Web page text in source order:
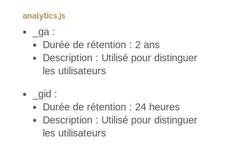
analytics.js
_ga :
Durée de rétention : 2 ans
Description : Utilisé pour distinguer
les utilisateurs
_gid :
Durée de rétention : 24 heures
Description : Utilisé pour distinguer
les utilisateurs